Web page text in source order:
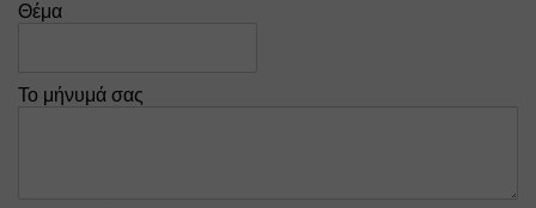
Θέμα
Το μήνυμά σας